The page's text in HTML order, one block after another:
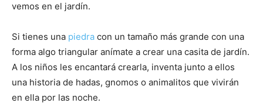
vemos en el jardín.
Si tienes una piedra con un tamaño más grande con una
forma algo triangular anímate a crear una casita de jardín.
A los niños les encantará crearla, inventa junto a ellos
una historia de hadas, gnomos o animalitos que vivirán
en ella por las noche.